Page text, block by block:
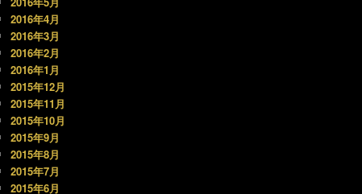
2016年4月
2016年3月
2016年2月
2016年1月
2015年12月
2015年11月
2015年10月
2015年9月
2015年8月
2015年7月
2015年6月